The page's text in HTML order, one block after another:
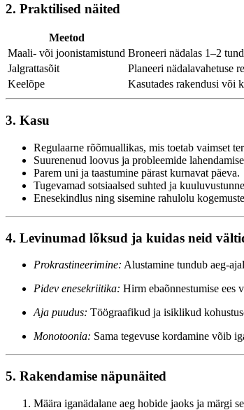
2. Praktilised näited
Meetod
Maali- või joonistamistund Broneeri nädalas 1–2
Jalgrattasõit
Planeeri nädalavahetuse
Keelõpe
Kasutades rakendusi või
3. Kasu
Regulaarne rõõmuallikas, mis toetab vaimset
Suurenenud loovus ja probleemide
Parem uni ja taastumine pärast kurnavat päeva.
Tugevamad sotsiaalsed suhted ja
Enesekindlus ning sisemine rahulolu
4. Levinumad lõksud ja kuidas neid
Prokrastineerimine: Alustamine tundub aeg-
Pidev enesekriitika: Hirm ebaõnnestumise ees
Aja puudus: Töögraafikud ja isiklikud
Monotoonia: Sama tegevuse kordamine võib
5. Rakendamise näpunäited
Määra iganädalane aeg hobide jaoks ja märgi